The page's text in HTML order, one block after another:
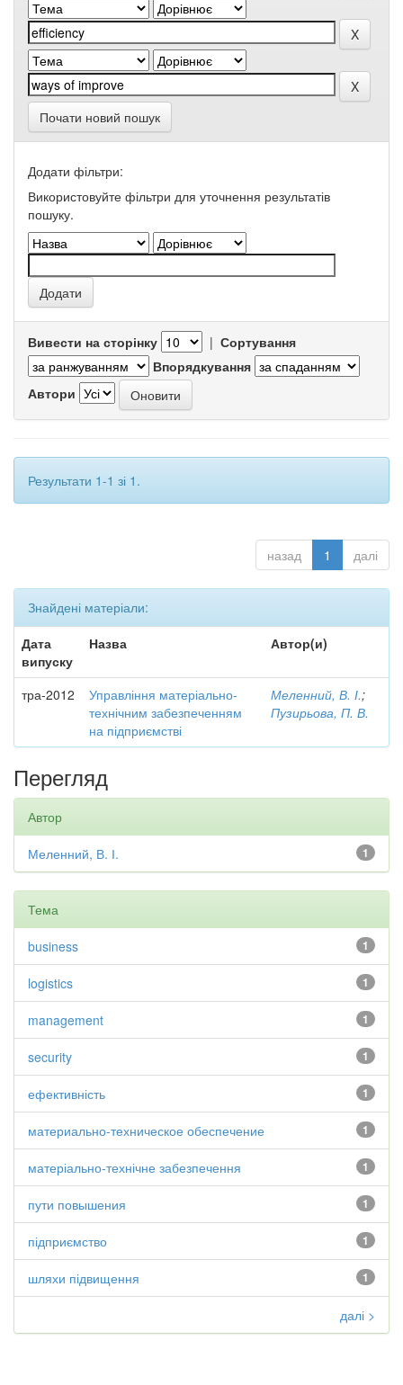
Почати новий пошук
Додати фільтри:
Використовуйте фільтри для уточнення результатів
пошуку.
Вивести на сторінку | Сортування
Впорядкування
Автори
Результати 1-1 зі 1.
назад 1 далі
Знайдені матеріали:
Дата
випуску
Назва Автор(и)
тра-2012
Управління матеріально-
технічним забезпеченням
на підприємстві
Меленний, В. І.;
Пузирьова, П. В.
Перегляд
Автор
1
Меленний, В. І.
Тема
1
business
1
logistics
1
management
1
security
1
ефективність
1
материально-техническое обеспечение
1
матеріально-технічне забезпечення
1
пути повышения
1
підприємство
1
шляхи підвищення
далі >